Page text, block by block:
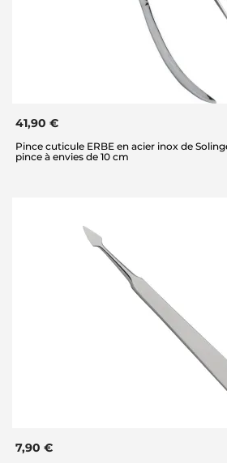
41,90 €
Pince cuticule ERBE en acier inox de
pince à envies de 10 cm
7,90 €